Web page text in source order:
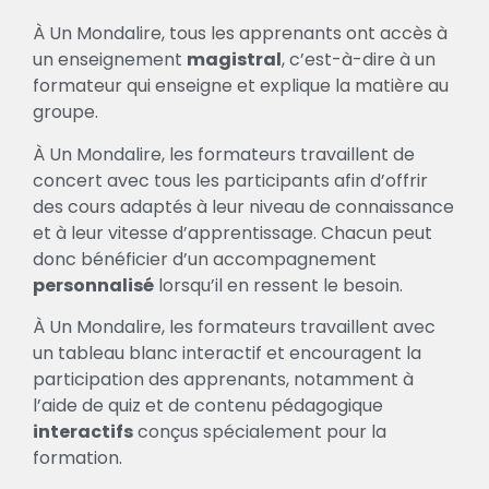
À Un Mondalire, tous les apprenants ont accès à
un enseignement magistral, c’est-à-dire à un
formateur qui enseigne et explique la matière au
groupe.
À Un Mondalire, les formateurs travaillent de
concert avec tous les participants afin d’offrir
des cours adaptés à leur niveau de connaissance
et à leur vitesse d’apprentissage. Chacun peut
donc bénéficier d’un accompagnement
personnalisé lorsqu’il en ressent le besoin.
À Un Mondalire, les formateurs travaillent avec
un tableau blanc interactif et encouragent la
participation des apprenants, notamment à
l’aide de quiz et de contenu pédagogique
interactifsconçus spécialement pour la
formation.